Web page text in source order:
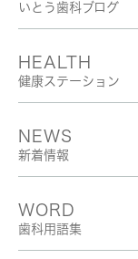
いとう歯科ブログ
HEALTH
健康ステーション
NEWS
新着情報
WORD
歯科用語集